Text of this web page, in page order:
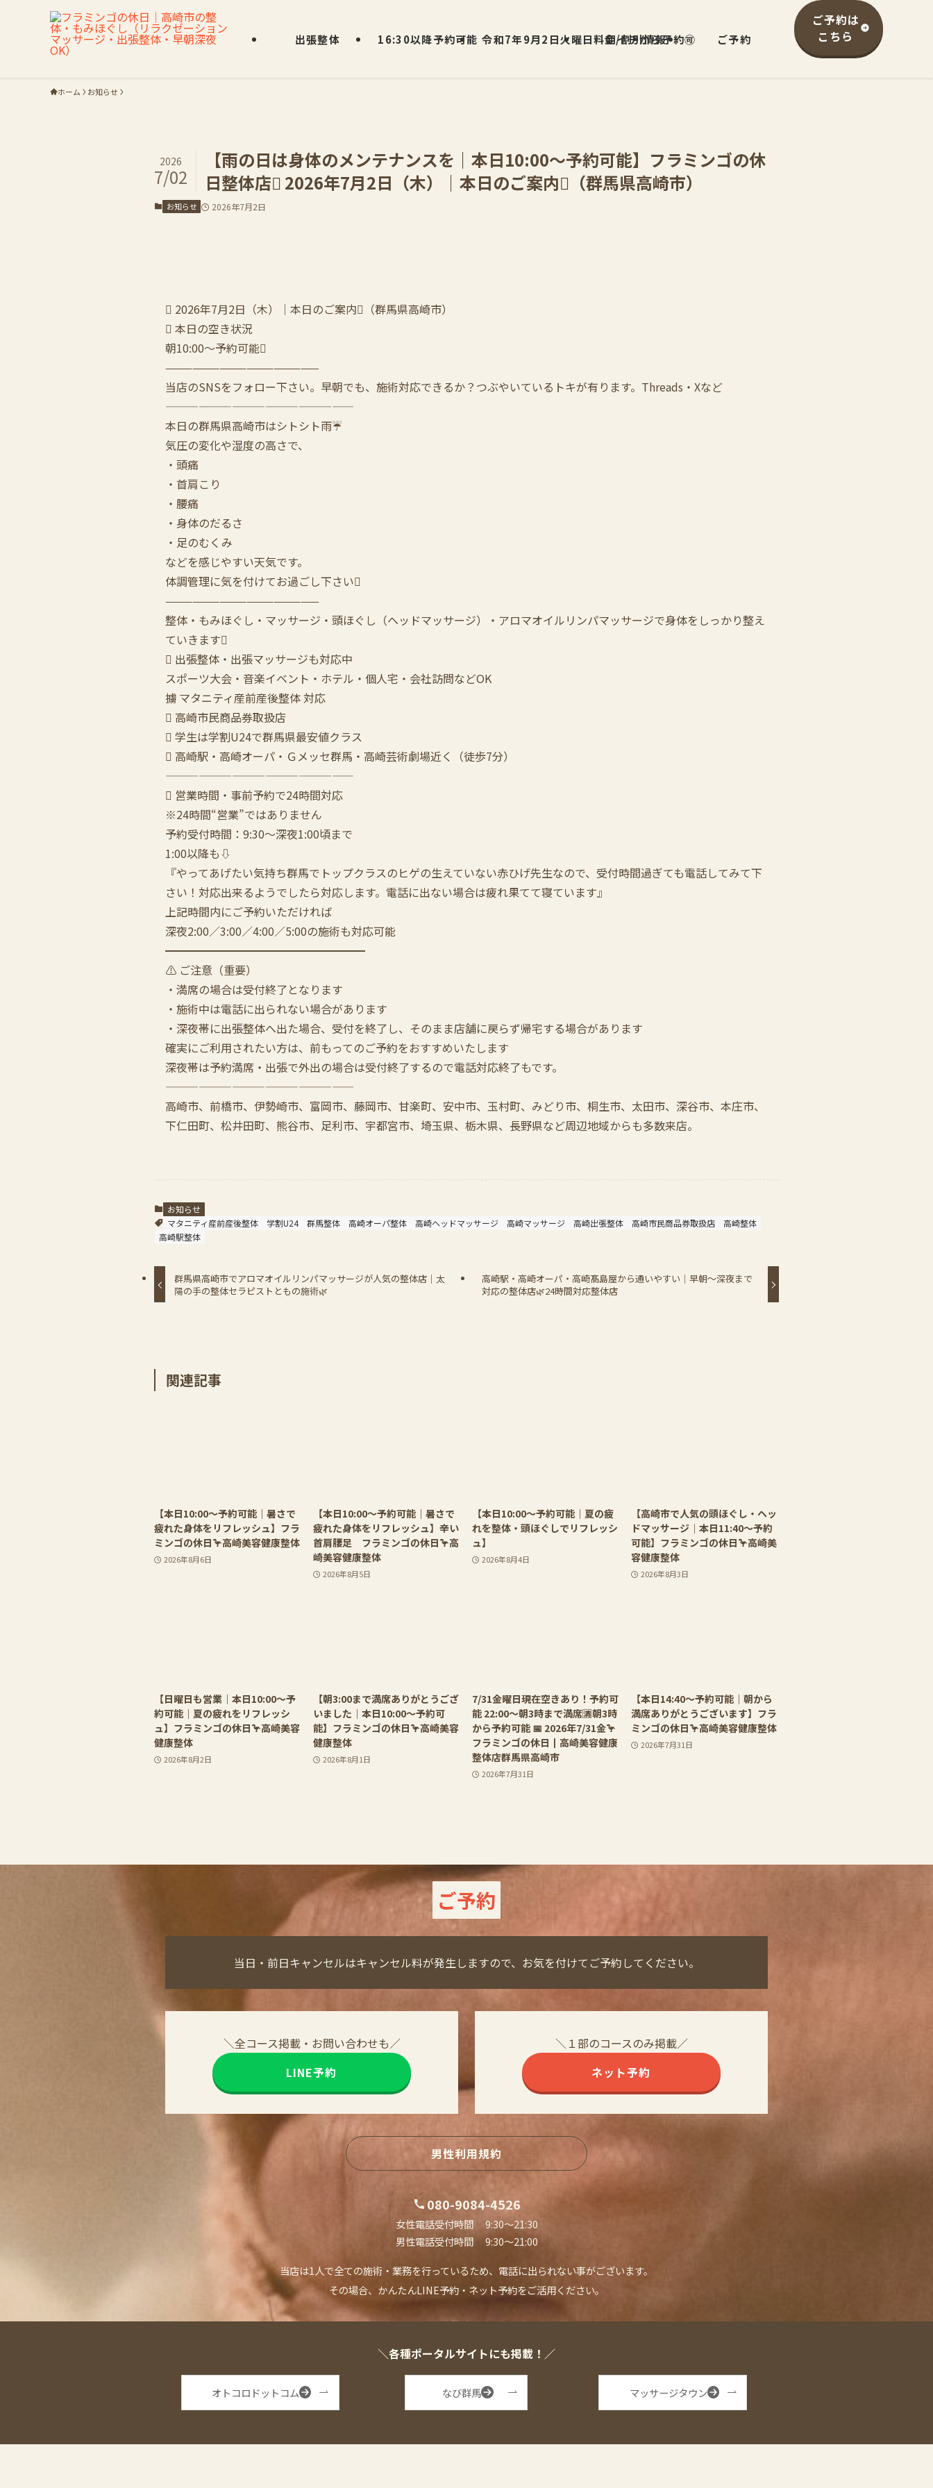
出張整体 16:30以降予約可能 令和7年9月2日火曜日 朝イチから予約🉑
料金/割引情報 ご予約
ご予約は
こちら
ホーム お知らせ
【雨の日は身体のメンテナンスを｜本日10:00〜予約可能】フラミンゴの休
日整体店 2026年7月2日（木）｜本日のご案内（群馬県高崎市）
2026
7/02
お知らせ 2026年7月2日
 2026年7月2日（木）｜本日のご案内（群馬県高崎市）
 本日の空き状況
朝10:00〜予約可能
—————————————————
当店のSNSをフォロー下さい。早朝でも、施術対応できるか？つぶやいているトキが有ります。Threads・Xなど
—————————————————
本日の群馬県高崎市はシトシト雨☔
気圧の変化や湿度の高さで、
・頭痛
・首肩こり
・腰痛
・身体のだるさ
・足のむくみ
などを感じやすい天気です。
体調管理に気を付けてお過ごし下さい
—————————————————
整体・もみほぐし・マッサージ・頭ほぐし（ヘッドマッサージ）・アロマオイルリンパマッサージで身体をしっかり整え
ていきます
 出張整体・出張マッサージも対応中
スポーツ大会・音楽イベント・ホテル・個人宅・会社訪問などOK
擄 マタニティ産前産後整体 対応
 高崎市民商品券取扱店
 学生は学割U24で群馬県最安値クラス
 高崎駅・高崎オーパ・Ｇメッセ群馬・高崎芸術劇場近く（徒歩7分）
—————————————————
 営業時間・事前予約で24時間対応
※24時間“営業”ではありません
予約受付時間：9:30〜深夜1:00頃まで
1:00以降も⇩
『やってあげたい気持ち群馬でトップクラスのヒゲの生えていない赤ひげ先生なので、受付時間過ぎても電話してみて下
さい！対応出来るようでしたら対応します。電話に出ない場合は疲れ果てて寝ています』
上記時間内にご予約いただければ
深夜2:00／3:00／4:00／5:00の施術も対応可能
━━━━━━━━━━━━━━━━━━
⚠️ ご注意（重要）
・満席の場合は受付終了となります
・施術中は電話に出られない場合があります
・深夜帯に出張整体へ出た場合、受付を終了し、そのまま店舗に戻らず帰宅する場合があります
確実にご利用されたい方は、前もってのご予約をおすすめいたします
深夜帯は予約満席・出張で外出の場合は受付終了するので電話対応終了もです。
—————————————————
高崎市、前橋市、伊勢崎市、富岡市、藤岡市、甘楽町、安中市、玉村町、みどり市、桐生市、太田市、深谷市、本庄市、
下仁田町、松井田町、熊谷市、足利市、宇都宮市、埼玉県、栃木県、長野県など周辺地域からも多数来店。
お知らせ
マタニティ産前産後整体
学割U24 群馬整体 高崎オーパ整体 高崎ヘッドマッサージ 高崎マッサージ 高崎出張整体 高崎市民商品券取扱店
高崎整体
高崎駅整体
群馬県高崎市でアロマオイルリンパマッサージが人気の整体店｜太
陽の手の整体セラピストともの施術🌿
高崎駅・高崎オーパ・高崎髙島屋から通いやすい｜早朝〜深夜まで
対応の整体店🌿24時間対応整体店
関連記事
【本日10:00〜予約可能｜暑さで
疲れた身体をリフレッシュ】フラ
ミンゴの休日🦩高崎美容健康整体
2026年8月6日
【本日10:00〜予約可能｜暑さで
疲れた身体をリフレッシュ】辛い
首肩腰足 フラミンゴの休日🦩高
崎美容健康整体
2026年8月5日
【本日10:00〜予約可能｜夏の疲
れを整体・頭ほぐしでリフレッシ
ュ】
2026年8月4日
【高崎市で人気の頭ほぐし・ヘッ
ドマッサージ｜本日11:40〜予約
可能】フラミンゴの休日🦩高崎美
容健康整体
2026年8月3日
【日曜日も営業｜本日10:00〜予
約可能｜夏の疲れをリフレッシ
ュ】フラミンゴの休日🦩高崎美容
健康整体
2026年8月2日
【朝3:00まで満席ありがとうござ
いました｜本日10:00〜予約可
能】フラミンゴの休日🦩高崎美容
健康整体
2026年8月1日
7/31金曜日現在空きあり！予約可
能 22:00〜朝3時まで満席🈵朝3時
から予約可能 📅 2026年7/31金🦩
フラミンゴの休日┃高崎美容健康
整体店群馬県高崎市
2026年7月31日
【本日14:40〜予約可能｜朝から
満席ありがとうございます】フラ
ミンゴの休日🦩高崎美容健康整体
2026年7月31日
ご予約
当日・前日キャンセルはキャンセル料が発生しますので、お気を付けてご予約してください。
＼全コース掲載・お問い合わせも／
LINE予約
＼１部のコースのみ掲載／
ネット予約
男性利用規約
080-9084-4526
女性電話受付時間 9:30〜21:30
男性電話受付時間 9:30〜21:00
当店は1人で全ての施術・業務を行っているため、 電話に出られない事がございます。
その場合、かんたんLINE予約・ネット予約をご活用ください。
＼各種ポータルサイトにも掲載！／
オトコロドットコム なび群馬 マッサージタウン